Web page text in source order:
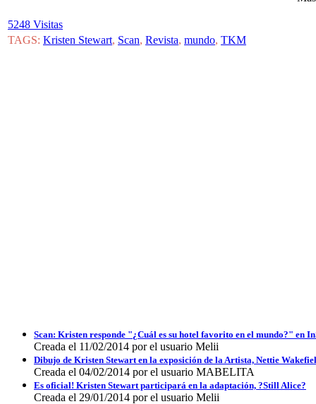
5248 Visitas
TAGS: Kristen Stewart, Scan, Revista, mundo, TKM
Scan: Kristen responde "¿Cuál es su hotel favorito en el mundo?" en
Creada el 11/02/2014 por el usuario Melii
Dibujo de Kristen Stewart en la exposición de la Artista, Nettie
Creada el 04/02/2014 por el usuario MABELITA
Es oficial! Kristen Stewart participará en la adaptación, ?Still Alice?
Creada el 29/01/2014 por el usuario Melii